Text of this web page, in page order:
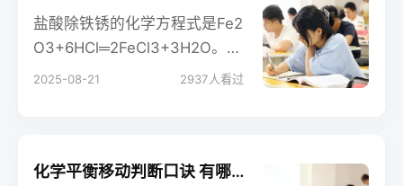
盐酸除铁锈的化学方程式是Fe2
O3+6HCl═2FeCl3+3H2O。铁
锈的主要成分是氧化铁，与盐
化铁与盐酸反应生成了黄色的
2025-08-21 2937 人看过
化学平衡移动判断口诀 有哪些判断方法